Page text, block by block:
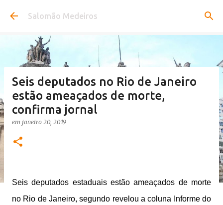
Pular para o conteúdo principal
Salomão Medeiros
Seis deputados no Rio de Janeiro
estão ameaçados de morte,
confirma jornal
em janeiro 20, 2019
Seis deputados estaduais estão ameaçados de morte
no Rio de Janeiro, segundo revelou a coluna Informe do